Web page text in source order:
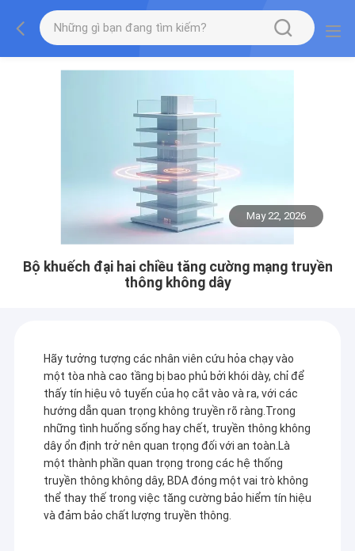
May 22, 2026
Bộ khuếch đại hai chiều tăng cường mạng truyền
thông không dây
Hãy tưởng tượng các nhân viên cứu hỏa chạy vào
một tòa nhà cao tầng bị bao phủ bởi khói dày, chỉ để
thấy tín hiệu vô tuyến của họ cắt vào và ra, với các
hướng dẫn quan trọng không truyền rõ ràng.Trong
những tình huống sống hay chết, truyền thông không
dây ổn định trở nên quan trọng đối với an toàn.Là
một thành phần quan trọng trong các hệ thống
truyền thông không dây, BDA đóng một vai trò không
thể thay thế trong việc tăng cường bảo hiểm tín hiệu
và đảm bảo chất lượng truyền thông.